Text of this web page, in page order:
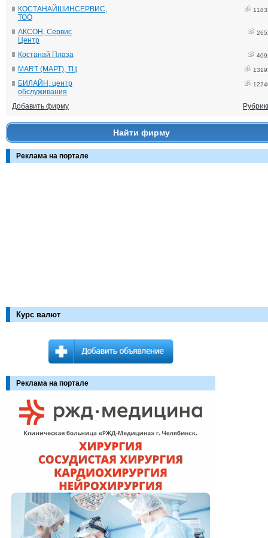
КОСТАНАЙШИНСЕРВИС,
ТОО
АКСОН, Сервис
Центр
Костанай Плаза
MART (МАРТ), ТЦ
БИЛАЙН, центр
обслуживания
Добавить фирму
Найти фирму
Реклама на портале
Курс валют
Реклама на портале